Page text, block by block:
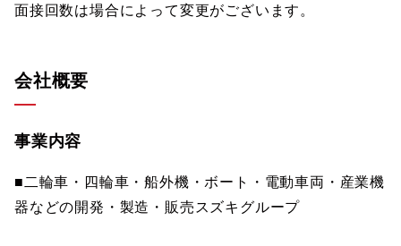
面接回数は場合によって変更がございます。
会社概要
事業内容
■二輪車・四輪車・船外機・ボート・電動車両・産業機
器などの開発・製造・販売スズキグループ